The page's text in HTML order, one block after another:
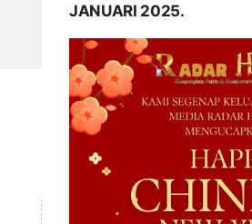
JANUARI 2025.